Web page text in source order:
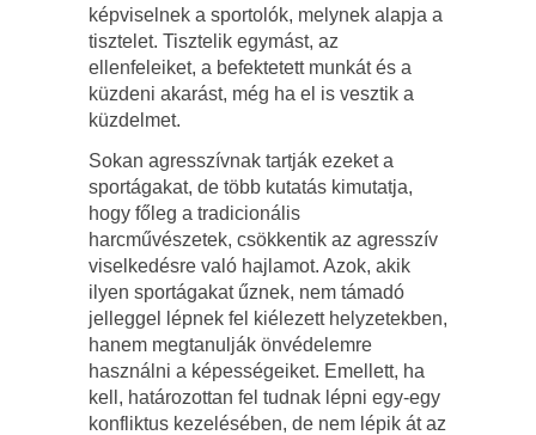
képviselnek a sportolók, melynek alapja a
tisztelet. Tisztelik egymást, az
ellenfeleiket, a befektetett munkát és a
küzdeni akarást, még ha el is vesztik a
küzdelmet.
Sokan agresszívnak tartják ezeket a
sportágakat, de több kutatás kimutatja,
hogy főleg a tradicionális
harcművészetek, csökkentik az agresszív
viselkedésre való hajlamot. Azok, akik
ilyen sportágakat űznek, nem támadó
jelleggel lépnek fel kiélezett helyzetekben,
hanem megtanulják önvédelemre
használni a képességeiket. Emellett, ha
kell, határozottan fel tudnak lépni egy-egy
konfliktus kezelésében, de nem lépik át az